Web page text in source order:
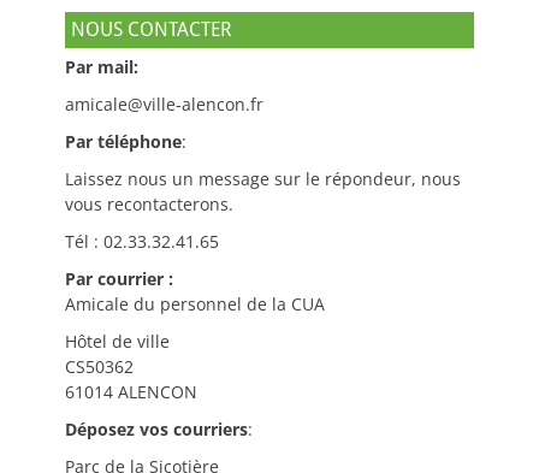
NOUS CONTACTER
Par mail:
amicale@ville-alencon.fr
Par téléphone:
Laissez nous un message sur le répondeur, nous
vous recontacterons.
Tél : 02.33.32.41.65
Par courrier :
Amicale du personnel de la CUA
Hôtel de ville
CS50362
61014 ALENCON
Déposez vos courriers:
Parc de la Sicotière